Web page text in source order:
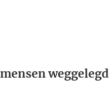
weggelegd